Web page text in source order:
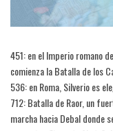
451: en el Imperio romano
comienza la Batalla de los
536: en Roma, Silverio es
712: Batalla de Raor, un
marcha hacia Debal donde